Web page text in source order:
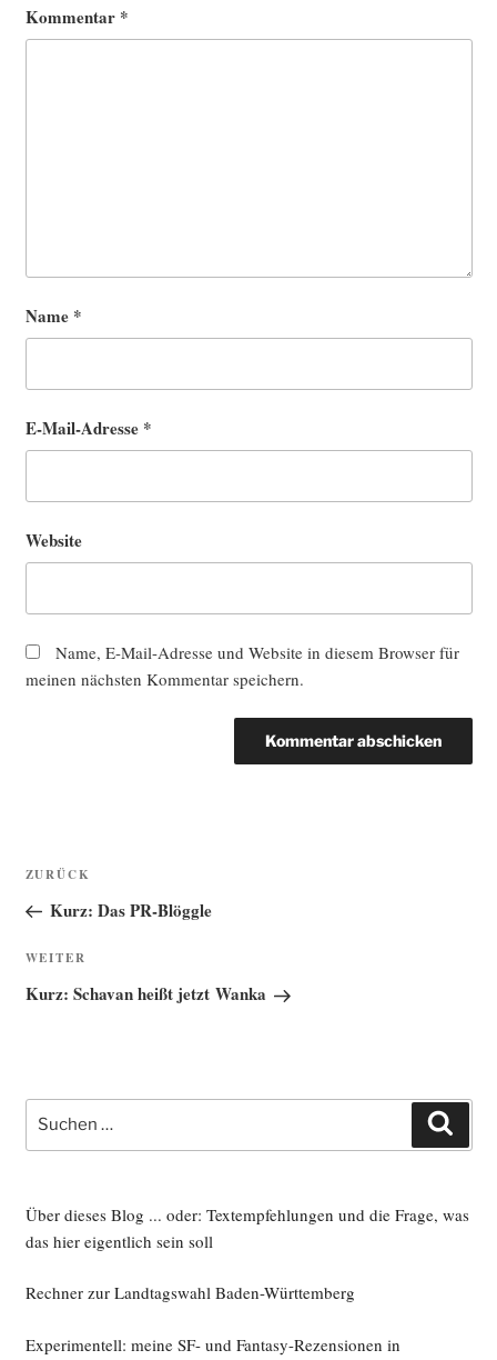
Kommentar *
Name *
E-Mail-Adresse *
Website
Name, E-Mail-Adresse und Website in diesem Browser für
meinen nächsten Kommentar speichern.
Beitragsnavigation
Vorheriger
Beitrag
ZURÜCK
Kurz: Das PR-Blöggle
Nächster
Beitrag
WEITER
Kurz: Schavan heißt jetzt Wanka
Suche
nach:
Über dieses Blog ... oder: Textempfehlungen und die Frage, was
das hier eigentlich sein soll
Rechner zur Landtagswahl Baden-Württemberg
Experimentell: meine SF- und Fantasy-Rezensionen in